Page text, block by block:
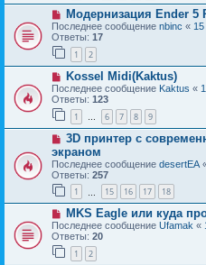
Модернизация Ender 5
Последнее сообщение nbinc « 15
Ответы: 17
1 2
Kossel Midi(Kaktus)
Последнее сообщение Kaktus «
Ответы: 123
1 … 6 7 8 9
3D принтер с
экраном
Последнее сообщение desertEA
Ответы: 257
1 15 16 17 18
MKS Eagle или куда
Последнее сообщение Ufamak «
Ответы: 20
1 2